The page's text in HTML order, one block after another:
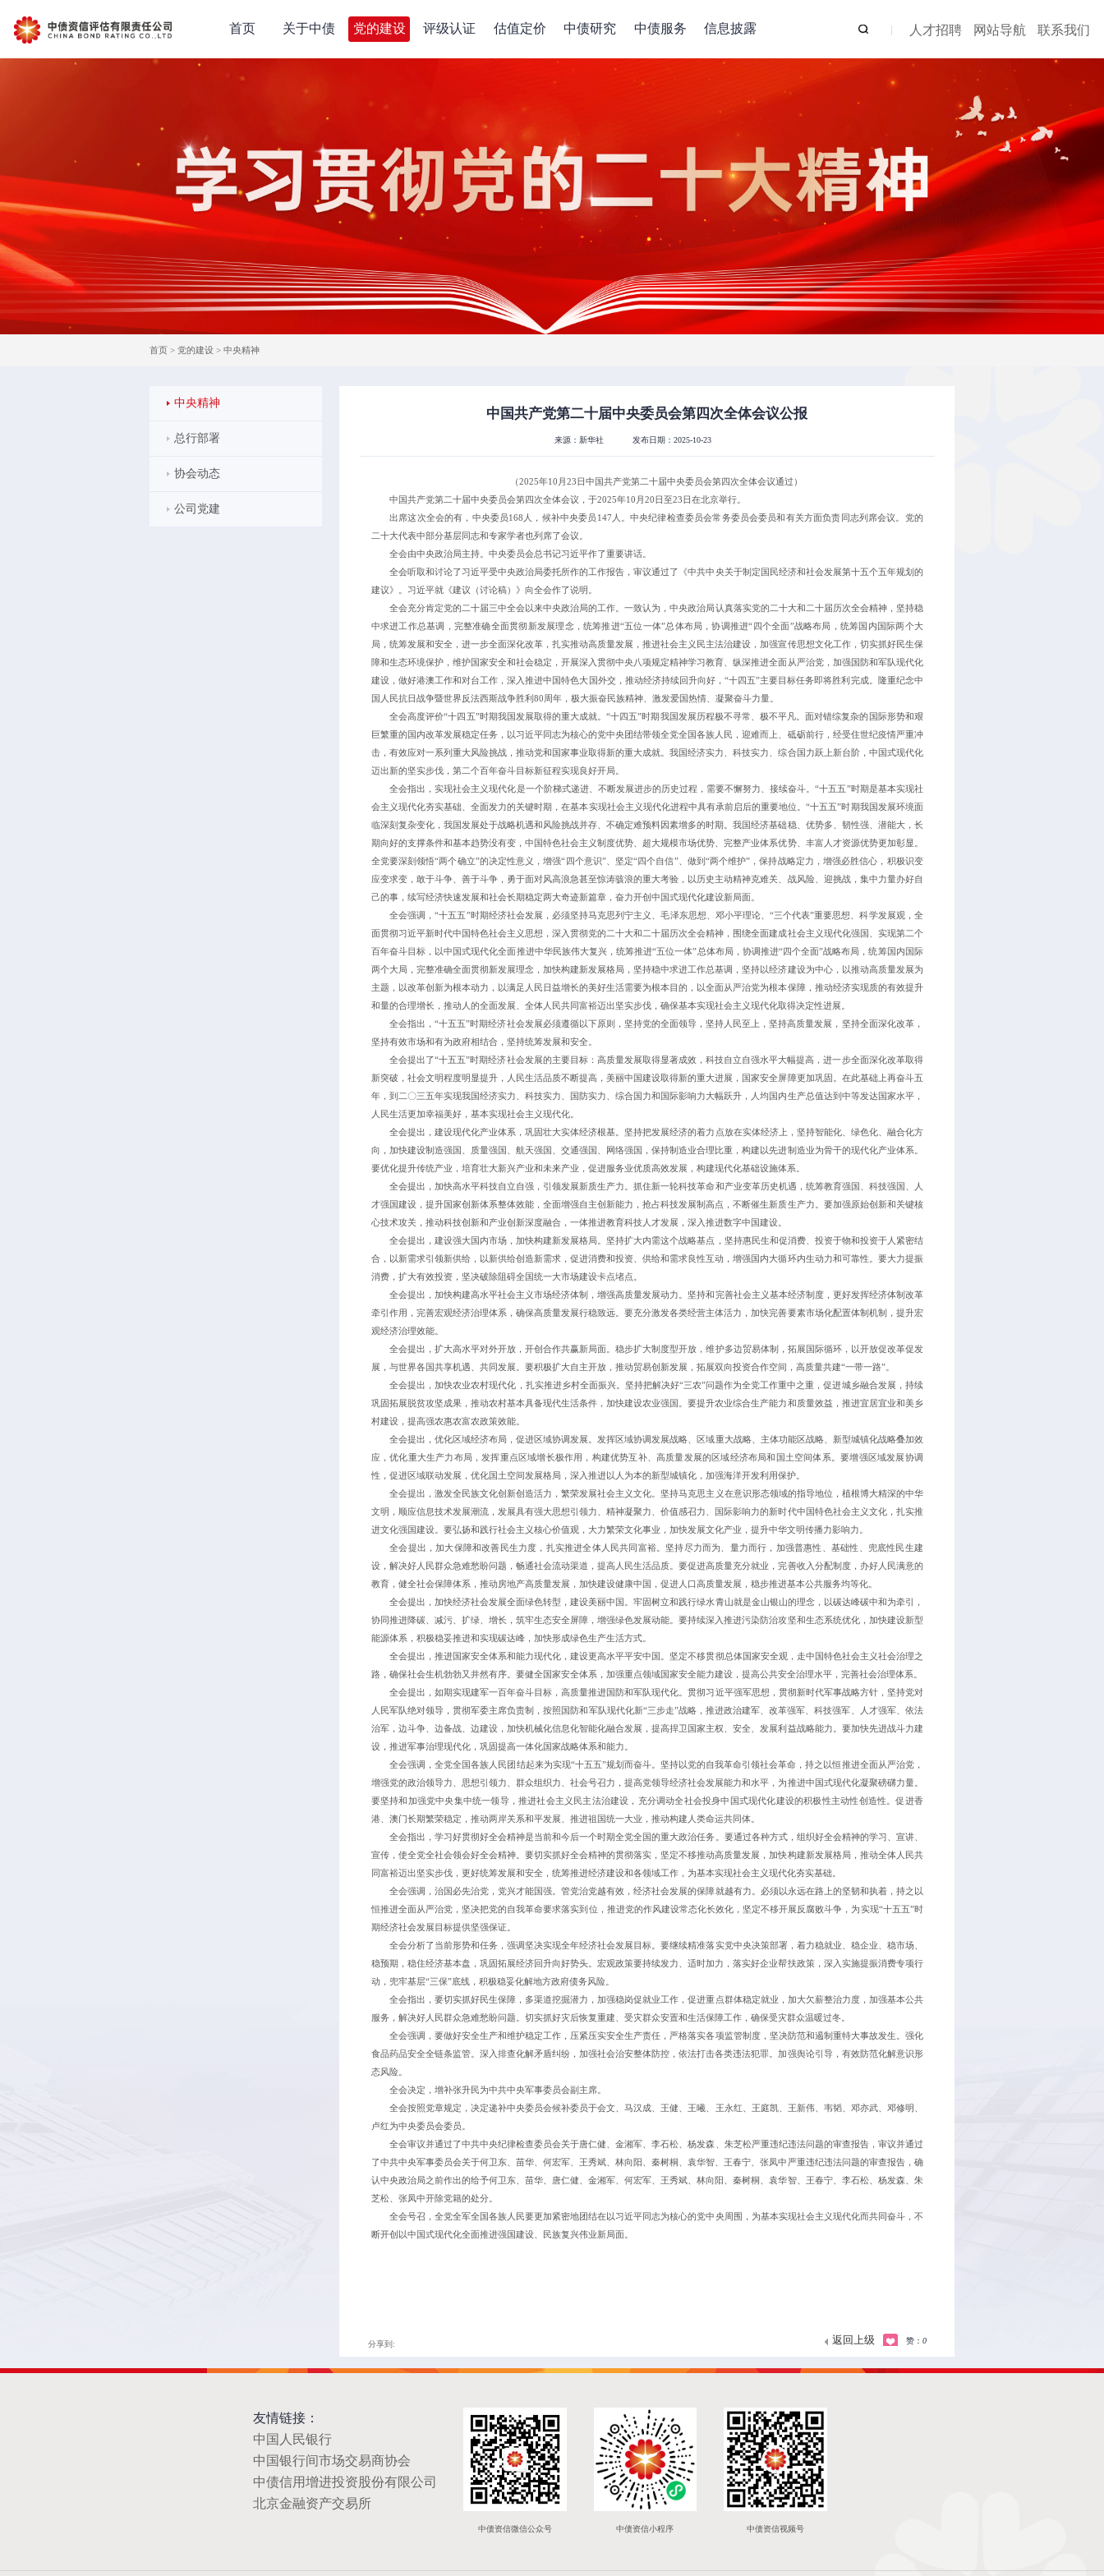
首页 关于中债 党的建设 评级认证 估值定价 中债研究 中债服务 信息披露 人才招聘 网站导航 联系我们
首页 > 党的建设 > 中央精神
中央精神
总行部署
协会动态
公司党建
中国共产党第二十届中央委员会第四次全体会议公报
来源：新华社 发布日期：2025-10-23
（2025年10月23日中国共产党第二十届中央委员会第四次全体会议通过）
中国共产党第二十届中央委员会第四次全体会议，于2025年10月20日至23日在北京举行。
出席这次全会的有，中央委员168人，候补中央委员147人。中央纪律检查委员会常务委员会委员和有关方面负责同志列席会议。党的
二十大代表中部分基层同志和专家学者也列席了会议。
全会由中央政治局主持。中央委员会总书记习近平作了重要讲话。
全会听取和讨论了习近平受中央政治局委托所作的工作报告，审议通过了《中共中央关于制定国民经济和社会发展第十五个五年规划的
建议》。习近平就《建议（讨论稿）》向全会作了说明。
全会充分肯定党的二十届三中全会以来中央政治局的工作。一致认为，中央政治局认真落实党的二十大和二十届历次全会精神，坚持稳
中求进工作总基调，完整准确全面贯彻新发展理念，统筹推进“五位一体”总体布局，协调推进“四个全面”战略布局，统筹国内国际两个大
局，统筹发展和安全，进一步全面深化改革，扎实推动高质量发展，推进社会主义民主法治建设，加强宣传思想文化工作，切实抓好民生保
障和生态环境保护，维护国家安全和社会稳定，开展深入贯彻中央八项规定精神学习教育、纵深推进全面从严治党，加强国防和军队现代化
建设，做好港澳工作和对台工作，深入推进中国特色大国外交，推动经济持续回升向好，“十四五”主要目标任务即将胜利完成。隆重纪念中
国人民抗日战争暨世界反法西斯战争胜利80周年，极大振奋民族精神、激发爱国热情、凝聚奋斗力量。
全会高度评价“十四五”时期我国发展取得的重大成就。“十四五”时期我国发展历程极不寻常、极不平凡。面对错综复杂的国际形势和艰
巨繁重的国内改革发展稳定任务，以习近平同志为核心的党中央团结带领全党全国各族人民，迎难而上、砥砺前行，经受住世纪疫情严重冲
击，有效应对一系列重大风险挑战，推动党和国家事业取得新的重大成就。我国经济实力、科技实力、综合国力跃上新台阶，中国式现代化
迈出新的坚实步伐，第二个百年奋斗目标新征程实现良好开局。
全会指出，实现社会主义现代化是一个阶梯式递进、不断发展进步的历史过程，需要不懈努力、接续奋斗。“十五五”时期是基本实现社
会主义现代化夯实基础、全面发力的关键时期，在基本实现社会主义现代化进程中具有承前启后的重要地位。“十五五”时期我国发展环境面
临深刻复杂变化，我国发展处于战略机遇和风险挑战并存、不确定难预料因素增多的时期。我国经济基础稳、优势多、韧性强、潜能大，长
期向好的支撑条件和基本趋势没有变，中国特色社会主义制度优势、超大规模市场优势、完整产业体系优势、丰富人才资源优势更加彰显。
全党要深刻领悟“两个确立”的决定性意义，增强“四个意识”、坚定“四个自信”、做到“两个维护”，保持战略定力，增强必胜信心，积极识变
应变求变，敢于斗争、善于斗争，勇于面对风高浪急甚至惊涛骇浪的重大考验，以历史主动精神克难关、战风险、迎挑战，集中力量办好自
己的事，续写经济快速发展和社会长期稳定两大奇迹新篇章，奋力开创中国式现代化建设新局面。
全会强调，“十五五”时期经济社会发展，必须坚持马克思列宁主义、毛泽东思想、邓小平理论、“三个代表”重要思想、科学发展观，全
面贯彻习近平新时代中国特色社会主义思想，深入贯彻党的二十大和二十届历次全会精神，围绕全面建成社会主义现代化强国、实现第二个
百年奋斗目标，以中国式现代化全面推进中华民族伟大复兴，统筹推进“五位一体”总体布局，协调推进“四个全面”战略布局，统筹国内国际
两个大局，完整准确全面贯彻新发展理念，加快构建新发展格局，坚持稳中求进工作总基调，坚持以经济建设为中心，以推动高质量发展为
主题，以改革创新为根本动力，以满足人民日益增长的美好生活需要为根本目的，以全面从严治党为根本保障，推动经济实现质的有效提升
和量的合理增长，推动人的全面发展、全体人民共同富裕迈出坚实步伐，确保基本实现社会主义现代化取得决定性进展。
全会指出，“十五五”时期经济社会发展必须遵循以下原则，坚持党的全面领导，坚持人民至上，坚持高质量发展，坚持全面深化改革，
坚持有效市场和有为政府相结合，坚持统筹发展和安全。
全会提出了“十五五”时期经济社会发展的主要目标：高质量发展取得显著成效，科技自立自强水平大幅提高，进一步全面深化改革取得
新突破，社会文明程度明显提升，人民生活品质不断提高，美丽中国建设取得新的重大进展，国家安全屏障更加巩固。在此基础上再奋斗五
年，到二〇三五年实现我国经济实力、科技实力、国防实力、综合国力和国际影响力大幅跃升，人均国内生产总值达到中等发达国家水平，
人民生活更加幸福美好，基本实现社会主义现代化。
全会提出，建设现代化产业体系，巩固壮大实体经济根基。坚持把发展经济的着力点放在实体经济上，坚持智能化、绿色化、融合化方
向，加快建设制造强国、质量强国、航天强国、交通强国、网络强国，保持制造业合理比重，构建以先进制造业为骨干的现代化产业体系。
要优化提升传统产业，培育壮大新兴产业和未来产业，促进服务业优质高效发展，构建现代化基础设施体系。
全会提出，加快高水平科技自立自强，引领发展新质生产力。抓住新一轮科技革命和产业变革历史机遇，统筹教育强国、科技强国、人
才强国建设，提升国家创新体系整体效能，全面增强自主创新能力，抢占科技发展制高点，不断催生新质生产力。要加强原始创新和关键核
心技术攻关，推动科技创新和产业创新深度融合，一体推进教育科技人才发展，深入推进数字中国建设。
全会提出，建设强大国内市场，加快构建新发展格局。坚持扩大内需这个战略基点，坚持惠民生和促消费、投资于物和投资于人紧密结
合，以新需求引领新供给，以新供给创造新需求，促进消费和投资、供给和需求良性互动，增强国内大循环内生动力和可靠性。要大力提振
消费，扩大有效投资，坚决破除阻碍全国统一大市场建设卡点堵点。
全会提出，加快构建高水平社会主义市场经济体制，增强高质量发展动力。坚持和完善社会主义基本经济制度，更好发挥经济体制改革
牵引作用，完善宏观经济治理体系，确保高质量发展行稳致远。要充分激发各类经营主体活力，加快完善要素市场化配置体制机制，提升宏
观经济治理效能。
全会提出，扩大高水平对外开放，开创合作共赢新局面。稳步扩大制度型开放，维护多边贸易体制，拓展国际循环，以开放促改革促发
展，与世界各国共享机遇、共同发展。要积极扩大自主开放，推动贸易创新发展，拓展双向投资合作空间，高质量共建“一带一路”。
全会提出，加快农业农村现代化，扎实推进乡村全面振兴。坚持把解决好“三农”问题作为全党工作重中之重，促进城乡融合发展，持续
巩固拓展脱贫攻坚成果，推动农村基本具备现代生活条件，加快建设农业强国。要提升农业综合生产能力和质量效益，推进宜居宜业和美乡
村建设，提高强农惠农富农政策效能。
全会提出，优化区域经济布局，促进区域协调发展。发挥区域协调发展战略、区域重大战略、主体功能区战略、新型城镇化战略叠加效
应，优化重大生产力布局，发挥重点区域增长极作用，构建优势互补、高质量发展的区域经济布局和国土空间体系。要增强区域发展协调
性，促进区域联动发展，优化国土空间发展格局，深入推进以人为本的新型城镇化，加强海洋开发利用保护。
全会提出，激发全民族文化创新创造活力，繁荣发展社会主义文化。坚持马克思主义在意识形态领域的指导地位，植根博大精深的中华
文明，顺应信息技术发展潮流，发展具有强大思想引领力、精神凝聚力、价值感召力、国际影响力的新时代中国特色社会主义文化，扎实推
进文化强国建设。要弘扬和践行社会主义核心价值观，大力繁荣文化事业，加快发展文化产业，提升中华文明传播力影响力。
全会提出，加大保障和改善民生力度，扎实推进全体人民共同富裕。坚持尽力而为、量力而行，加强普惠性、基础性、兜底性民生建
设，解决好人民群众急难愁盼问题，畅通社会流动渠道，提高人民生活品质。要促进高质量充分就业，完善收入分配制度，办好人民满意的
教育，健全社会保障体系，推动房地产高质量发展，加快建设健康中国，促进人口高质量发展，稳步推进基本公共服务均等化。
全会提出，加快经济社会发展全面绿色转型，建设美丽中国。牢固树立和践行绿水青山就是金山银山的理念，以碳达峰碳中和为牵引，
协同推进降碳、减污、扩绿、增长，筑牢生态安全屏障，增强绿色发展动能。要持续深入推进污染防治攻坚和生态系统优化，加快建设新型
能源体系，积极稳妥推进和实现碳达峰，加快形成绿色生产生活方式。
全会提出，推进国家安全体系和能力现代化，建设更高水平平安中国。坚定不移贯彻总体国家安全观，走中国特色社会主义社会治理之
路，确保社会生机勃勃又井然有序。要健全国家安全体系，加强重点领域国家安全能力建设，提高公共安全治理水平，完善社会治理体系。
全会提出，如期实现建军一百年奋斗目标，高质量推进国防和军队现代化。贯彻习近平强军思想，贯彻新时代军事战略方针，坚持党对
人民军队绝对领导，贯彻军委主席负责制，按照国防和军队现代化新“三步走”战略，推进政治建军、改革强军、科技强军、人才强军、依法
治军，边斗争、边备战、边建设，加快机械化信息化智能化融合发展，提高捍卫国家主权、安全、发展利益战略能力。要加快先进战斗力建
设，推进军事治理现代化，巩固提高一体化国家战略体系和能力。
全会强调，全党全国各族人民团结起来为实现“十五五”规划而奋斗。坚持以党的自我革命引领社会革命，持之以恒推进全面从严治党，
增强党的政治领导力、思想引领力、群众组织力、社会号召力，提高党领导经济社会发展能力和水平，为推进中国式现代化凝聚磅礴力量。
要坚持和加强党中央集中统一领导，推进社会主义民主法治建设，充分调动全社会投身中国式现代化建设的积极性主动性创造性。促进香
港、澳门长期繁荣稳定，推动两岸关系和平发展、推进祖国统一大业，推动构建人类命运共同体。
全会指出，学习好贯彻好全会精神是当前和今后一个时期全党全国的重大政治任务。要通过各种方式，组织好全会精神的学习、宣讲、
宣传，使全党全社会领会好全会精神。要切实抓好全会精神的贯彻落实，坚定不移推动高质量发展，加快构建新发展格局，推动全体人民共
同富裕迈出坚实步伐，更好统筹发展和安全，统筹推进经济建设和各领域工作，为基本实现社会主义现代化夯实基础。
全会强调，治国必先治党，党兴才能国强。管党治党越有效，经济社会发展的保障就越有力。必须以永远在路上的坚韧和执着，持之以
恒推进全面从严治党，坚决把党的自我革命要求落实到位，推进党的作风建设常态化长效化，坚定不移开展反腐败斗争，为实现“十五五”时
期经济社会发展目标提供坚强保证。
全会分析了当前形势和任务，强调坚决实现全年经济社会发展目标。要继续精准落实党中央决策部署，着力稳就业、稳企业、稳市场、
稳预期，稳住经济基本盘，巩固拓展经济回升向好势头。宏观政策要持续发力、适时加力，落实好企业帮扶政策，深入实施提振消费专项行
动，兜牢基层“三保”底线，积极稳妥化解地方政府债务风险。
全会指出，要切实抓好民生保障，多渠道挖掘潜力，加强稳岗促就业工作，促进重点群体稳定就业，加大欠薪整治力度，加强基本公共
服务，解决好人民群众急难愁盼问题。切实抓好灾后恢复重建、受灾群众安置和生活保障工作，确保受灾群众温暖过冬。
全会强调，要做好安全生产和维护稳定工作，压紧压实安全生产责任，严格落实各项监管制度，坚决防范和遏制重特大事故发生。强化
食品药品安全全链条监管。深入排查化解矛盾纠纷，加强社会治安整体防控，依法打击各类违法犯罪。加强舆论引导，有效防范化解意识形
态风险。
全会决定，增补张升民为中共中央军事委员会副主席。
全会按照党章规定，决定递补中央委员会候补委员于会文、马汉成、王健、王曦、王永红、王庭凯、王新伟、韦韬、邓亦武、邓修明、
卢红为中央委员会委员。
全会审议并通过了中共中央纪律检查委员会关于唐仁健、金湘军、李石松、杨发森、朱芝松严重违纪违法问题的审查报告，审议并通过
了中共中央军事委员会关于何卫东、苗华、何宏军、王秀斌、林向阳、秦树桐、袁华智、王春宁、张凤中严重违纪违法问题的审查报告，确
认中央政治局之前作出的给予何卫东、苗华、唐仁健、金湘军、何宏军、王秀斌、林向阳、秦树桐、袁华智、王春宁、李石松、杨发森、朱
芝松、张凤中开除党籍的处分。
全会号召，全党全军全国各族人民要更加紧密地团结在以习近平同志为核心的党中央周围，为基本实现社会主义现代化而共同奋斗，不
断开创以中国式现代化全面推进强国建设、民族复兴伟业新局面。
分享到: 返回上级 赞： 0
友情链接：
中国人民银行
中国银行间市场交易商协会
中债信用增进投资股份有限公司
北京金融资产交易所
中债资信微信公众号 中债资信小程序 中债资信视频号